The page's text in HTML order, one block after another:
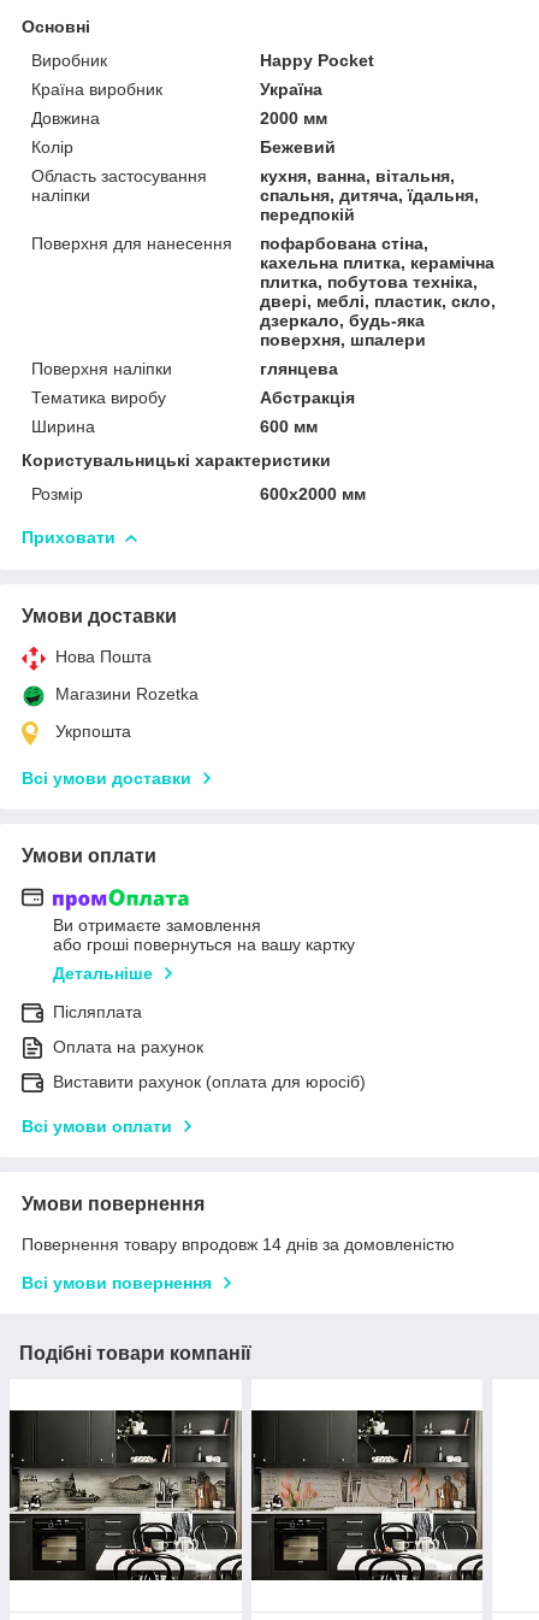
Основні
Виробник
Happy Pocket
Країна виробник
Україна
Довжина
2000 мм
Колір
Бежевий
Область застосування
наліпки
кухня, ванна, вітальня,
спальня, дитяча, їдальня,
передпокій
Поверхня для нанесення
пофарбована стіна,
кахельна плитка, керамічна
плитка, побутова техніка,
двері, меблі, пластик, скло,
дзеркало, будь-яка
поверхня, шпалери
Поверхня наліпки
глянцева
Тематика виробу
Абстракція
Ширина
600 мм
Користувальницькі характеристики
Розмір
600х2000 мм
Приховати
Умови доставки
Нова Пошта
Магазини Rozetka
Укрпошта
Всі умови доставки
Умови оплати
Ви отримаєте замовлення
або гроші повернуться на вашу картку
Детальніше
Післяплата
Оплата на рахунок
Виставити рахунок (оплата для юросіб)
Всі умови оплати
Умови повернення
Повернення товару впродовж 14 днів за домовленістю
Всі умови повернення
Подібні товари компанії